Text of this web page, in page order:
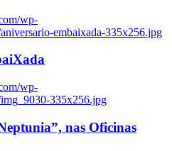
wp-
embaixada-335x256.jpg
wp-
335x256.jpg
nas Oficinas